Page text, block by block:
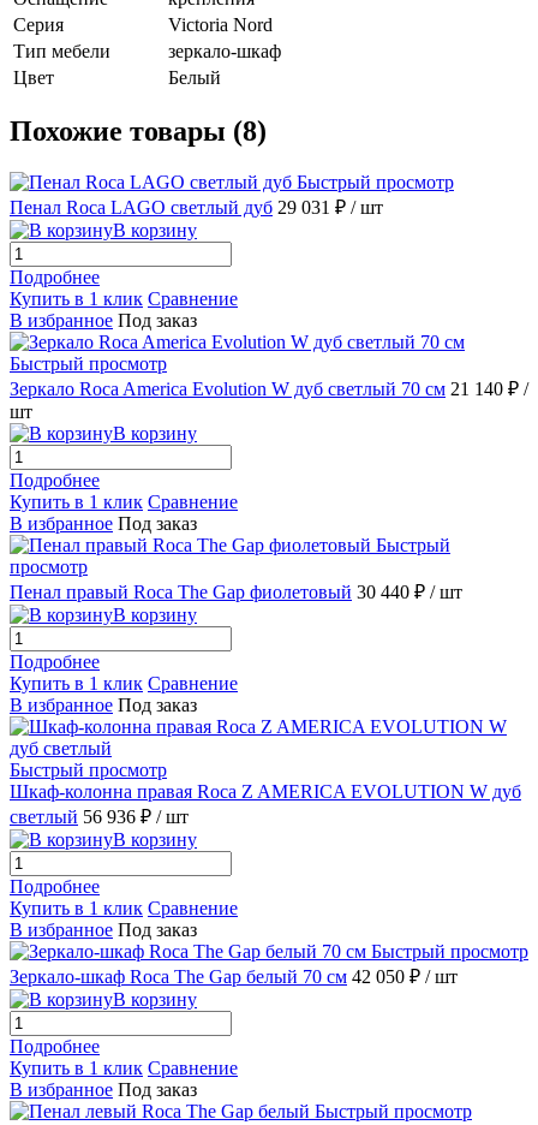
Серия
Victoria Nord
Тип мебели
зеркало-шкаф
Цвет
Белый
Похожие товары (8)
Быстрый просмотр
Пенал Roca LAGO светлый дуб 29 031 ₽ / шт
В корзину
Подробнее
Купить в 1 клик Сравнение
В избранное Под заказ
Быстрый просмотр
Зеркало Roca America Evolution W дуб светлый 70 см 21 140 ₽ /
шт
В корзину
Подробнее
Купить в 1 клик Сравнение
В избранное Под заказ
Быстрый
просмотр
Пенал правый Roca The Gap фиолетовый 30 440 ₽ / шт
В корзину
Подробнее
Купить в 1 клик Сравнение
В избранное Под заказ
Быстрый просмотр
Шкаф-колонна правая Roca Z AMERICA EVOLUTION W дуб
светлый 56 936 ₽ / шт
В корзину
Подробнее
Купить в 1 клик Сравнение
В избранное Под заказ
Быстрый просмотр
Зеркало-шкаф Roca The Gap белый 70 см 42 050 ₽ / шт
В корзину
Подробнее
Купить в 1 клик Сравнение
В избранное Под заказ
Быстрый просмотр